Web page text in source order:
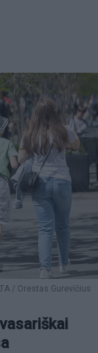
/ Orestas Gurevičius